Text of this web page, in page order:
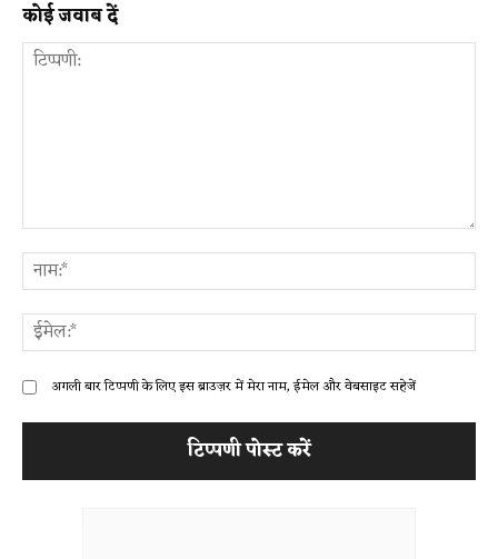
कोई जवाब दें
अगली बार टिप्पणी के लिए इस ब्राउज़र में मेरा नाम, ईमेल और वेबसाइट सहेजें